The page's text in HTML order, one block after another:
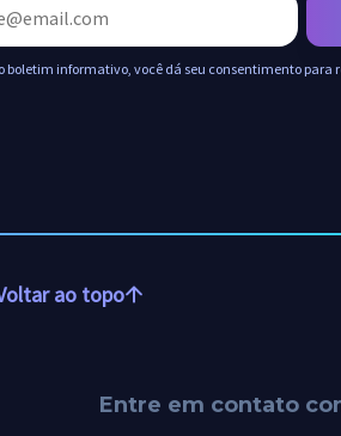
boletim informativo, você dá seu consentimento para
ao topo
Entre em contato